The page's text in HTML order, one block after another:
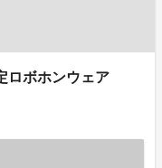
ロボホンウェア